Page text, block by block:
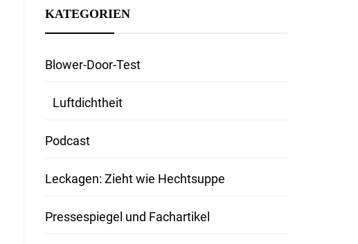
KATEGORIEN
Blower-Door-Test
Luftdichtheit
Podcast
Leckagen: Zieht wie Hechtsuppe
Pressespiegel und Fachartikel